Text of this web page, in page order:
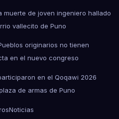
de joven ingeniero hallado
vallecito de Puno
originarios no tienen
en el nuevo congreso
en el Qoqawi 2026
de armas de Puno
Noticias